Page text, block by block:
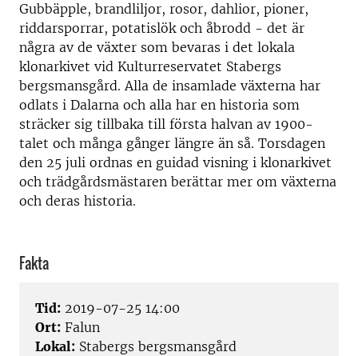
Gubbäpple, brandliljor, rosor, dahlior, pioner,
riddarsporrar, potatislök och åbrodd - det är
några av de växter som bevaras i det lokala
klonarkivet vid Kulturreservatet Stabergs
bergsmansgård. Alla de insamlade växterna har
odlats i Dalarna och alla har en historia som
sträcker sig tillbaka till första halvan av 1900-
talet och många gånger längre än så. Torsdagen
den 25 juli ordnas en guidad visning i klonarkivet
och trädgårdsmästaren berättar mer om växterna
och deras historia.
Fakta
Tid: 2019-07-25 14:00
Ort: Falun
Lokal: Stabergs bergsmansgård